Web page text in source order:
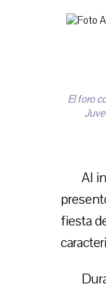
El foro
Al
fiesta